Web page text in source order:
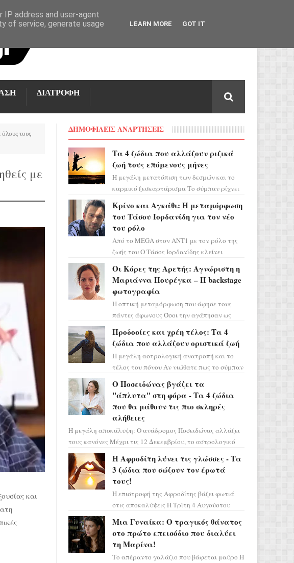
ΔΙΑΤΡΟΦΗ
τους
με
και
ΔΗΜΟΦΙΛΕΙΣ ΑΝΑΡΤΗΣΕΙΣ
Τα 4 ζώδια που αλλάζουν ριζικά
ζωή τους επόμενους μήνες
Η μεγάλη μετατόπιση των δεσμών και το
καρμικό ξεσκαρτάρισμα Το σύμπαν ρίχνει
προειδοποιεί: οι σελην...
Κρίνο και Αγκάθι: Η μεταμόρφωση
του Τάσου Ιορδανίδη για τον νέο
του ρόλο
Από το MEGA στον ΑΝΤ1 με τον ρόλο της
ζωής του Ο Τάσος Ιορδανίδης κλείνει
επιτυχίας «Μια Νύχτα Μόνο» ...
Οι Κόρες της Αρετής: Αγνώριστη η
Μαριάννα Πουρέγκα – H backstage
φωτογραφία
Η οπτική μεταμόρφωση που άφησε τους
πάντες άφωνους Όσοι την αγάπησαν ως
πρέπει τώρα να προετοιμαστο...
Προδοσίες και χρέη τέλος: Τα 4
ζώδια που αλλάζουν οριστικά ζωή
Η μεγάλη αστρολογική ανατροπή και το
τέλος του πόνου Αν νιώθατε πως το σύμπαν
πάρετε μια βαθιά α...
Ο Ποσειδώνας βγάζει τα
"άπλυτα" στη φόρα - Τα 4 ζώδια
που θα μάθουν τις πιο σκληρές
αλήθειες
Η μεγάλη αποκάλυψη: Ο ανάδρομος Ποσειδώνας αλλάζει
τους κανόνες Μέχρι τις 12 Δεκεμβρίου, το αστρολογικό
σκηνικό θυμίζει ταινία μυστηρίου ...
Η Αφροδίτη λύνει τις γλώσσες - Τα
3 ζώδια που σώζουν τον έρωτά
τους!
Η επιστροφή της Αφροδίτης βάζει φωτιά
στις αποκαλύψεις Η Τρίτη 4 Αυγούστου
ορόσημο, καθώς η Αφροδίτη πρ...
Μια Γυναίκα: Ο τραγικός θάνατος
στο πρώτο επεισόδιο που διαλύει
τη Μαρίνα!
Το απέραντο γαλάζιο που βάφεται μαύρο Η
address and user-agent
of service, generate usage
LEARN MORE GOT IT